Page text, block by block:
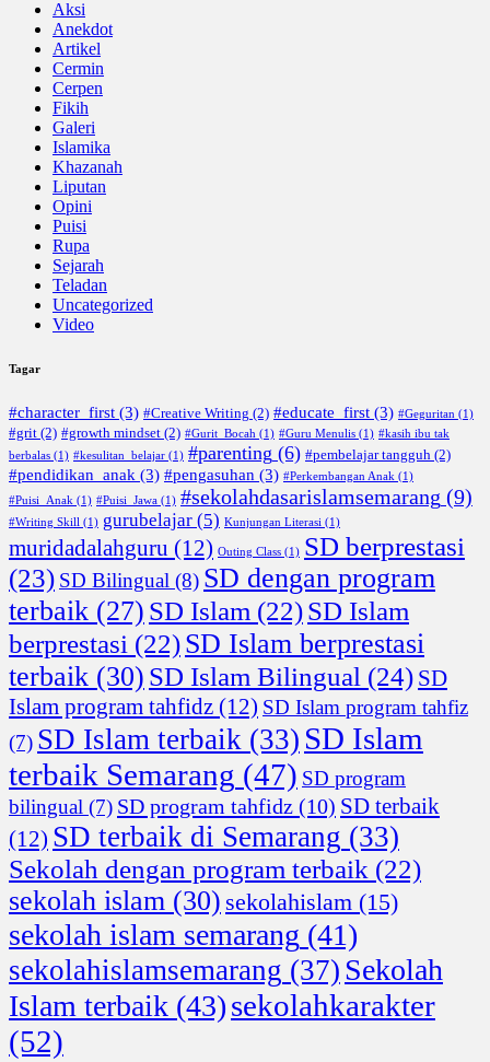
Aksi
Anekdot
Artikel
Cermin
Cerpen
Fikih
Galeri
Islamika
Khazanah
Liputan
Opini
Puisi
Rupa
Sejarah
Teladan
Uncategorized
Video
Tagar
#character_first (3) #Creative Writing (2) #educate_first (3) #Geguritan (1)
#grit (2) #growth mindset (2) #Gurit_Bocah (1) #Guru Menulis (1) #kasih ibu tak
berbalas (1) #kesulitan_belajar (1) #parenting (6) #pembelajar tangguh (2)
#pendidikan_anak (3) #pengasuhan (3) #Perkembangan Anak (1)
#Puisi_Anak (1) #Puisi_Jawa (1) #sekolahdasarislamsemarang (9)
#Writing Skill (1) gurubelajar (5) Kunjungan Literasi (1)
muridadalahguru (12) Outing Class (1) SD berprestasi
(23) SD Bilingual (8) SD dengan program
terbaik (27) SD Islam (22)SD Islam
berprestasi (22)SD Islam berprestasi
terbaik (30) SD Islam Bilingual (24) SD
Islam program tahfidz (12) SD Islam program tahfiz
(7) SD Islam terbaik (33) SD Islam
terbaik Semarang (47) SD program
bilingual (7) SD program tahfidz (10) SD terbaik
(12) SD terbaik di Semarang (33)
Sekolah dengan program terbaik (22)
sekolah islam (30) sekolahislam (15)
sekolah islam semarang (41)
sekolahislamsemarang (37) Sekolah
Islam terbaik (43)sekolahkarakter
(52)